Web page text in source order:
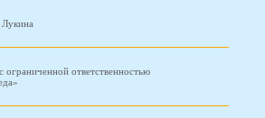
ответственностью